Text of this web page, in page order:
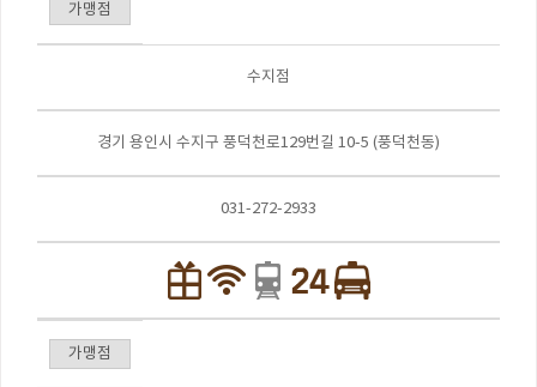
가맹점
수지점
경기 용인시 수지구 풍덕천로129번길 10-5 (풍덕천동)
031-272-2933
가맹점